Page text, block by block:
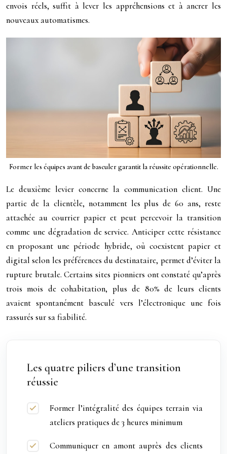
envois réels, suffit à lever les appréhensions et à ancrer les
nouveaux automatismes.
Former les équipes avant de basculer garantit la réussite opérationnelle.
Le deuxième levier concerne la communication client. Une
partie de la clientèle, notamment les plus de 60 ans, reste
attachée au courrier papier et peut percevoir la transition
comme une dégradation de service. Anticiper cette résistance
en proposant une période hybride, où coexistent papier et
digital selon les préférences du destinataire, permet d’éviter la
rupture brutale. Certains sites pionniers ont constaté qu’après
trois mois de cohabitation, plus de 80% de leurs clients
avaient spontanément basculé vers l’électronique une fois
rassurés sur sa fiabilité.
Les quatre piliers d’une transition
réussie
Former l’intégralité des équipes terrain via
ateliers pratiques de 3 heures minimum
Communiquer en amont auprès des clients